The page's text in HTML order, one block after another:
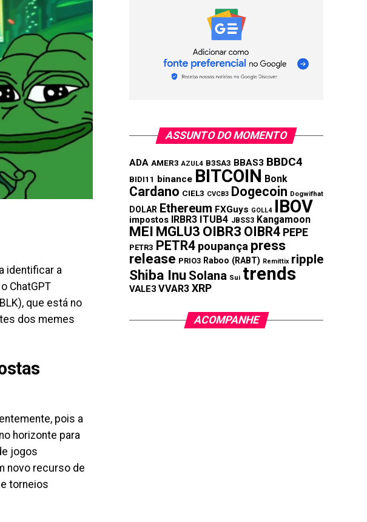
identificar a
ChatGPT
que está no
dos memes
pois a
horizonte para
jogos
novo recurso de
torneios
ASSUNTO DO MOMENTO
ADA AMER3 AZUL4 B3SA3 BBAS3 BBDC4
BIDI11 binance BITCOIN Bonk
Cardano CIEL3 CVCB3 Dogecoin Dogwifhat
DOLAR Ethereum FXGuys GOLL4 IBOV
impostos IRBR3 ITUB4 JBSS3 Kangamoon
MEI MGLU3 OIBR3 OIBR4 PEPE
PETR3 PETR4 poupança press
release PRIO3 Raboo (RABT) Remittix ripple
Shiba Inu Solana Sui trends
VALE3 VVAR3 XRP
ACOMPANHE